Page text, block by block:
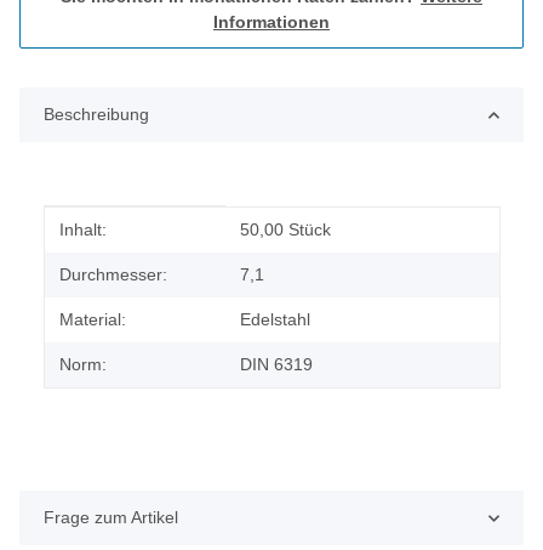
Informationen
Beschreibung
Produkteigenschaft
Wert
Inhalt: 50,00 Stück
Durchmesser: 7,1
Material: Edelstahl
Norm: DIN 6319
Frage zum Artikel